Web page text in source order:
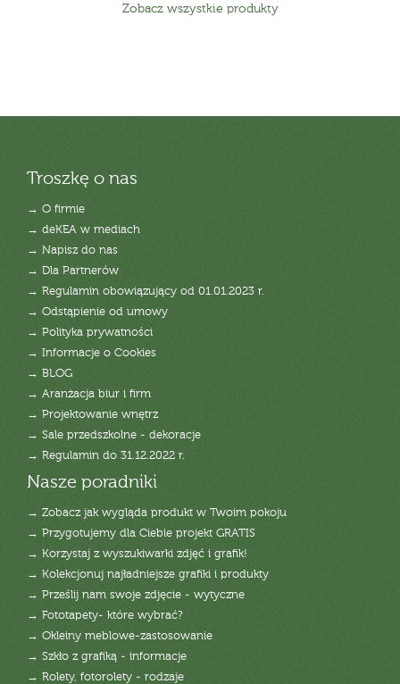
Zobacz wszystkie produkty
Troszkę o nas
→ O firmie
→ deKEA w mediach
→ Napisz do nas
→ Dla Partnerów
→ Regulamin obowiązujący od 01.01.2023 r.
→ Odstąpienie od umowy
→ Polityka prywatności
→ Informacje o Cookies
→ BLOG
→ Aranżacja biur i firm
→ Projektowanie wnętrz
→ Sale przedszkolne - dekoracje
→ Regulamin do 31.12.2022 r.
Nasze poradniki
→ Zobacz jak wygląda produkt w Twoim pokoju
→ Przygotujemy dla Ciebie projekt GRATIS
→ Korzystaj z wyszukiwarki zdjęć i grafik!
→ Kolekcjonuj najładniejsze grafiki i produkty
→ Prześlij nam swoje zdjęcie - wytyczne
→ Fototapety- które wybrać?
→ Okleiny meblowe-zastosowanie
→ Szkło z grafiką - informacje
→ Rolety, fotorolety - rodzaje